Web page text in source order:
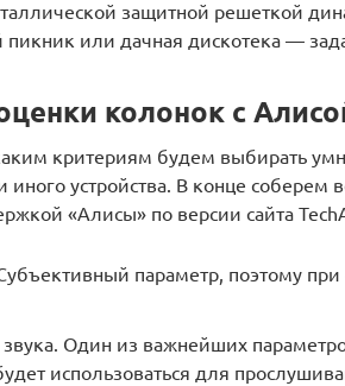
защитной решеткой
или дачная дискотека —
колонок с
критериям будем выбирать
иного устройства. В конце
«Алисы» по версии сайта
параметр, поэтому при
звука. Один из важнейших
использоваться для